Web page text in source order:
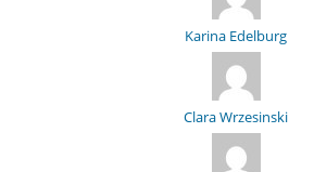
Karina Edelburg
Clara Wrzesinski